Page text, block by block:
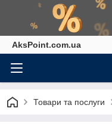
AksPoint.com.ua
Товари та послуги